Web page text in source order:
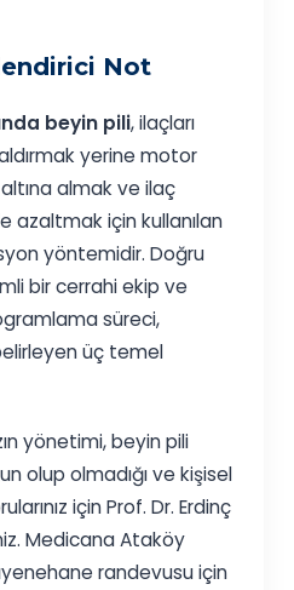
Not
beyin pili, ilaçları
yerine motor
almak ve ilaç
azaltmak için kullanılan
yöntemidir. Doğru
bir cerrahi ekip ve
süreci,
üç temel
yönetimi, beyin pili
olup olmadığı ve kişisel
için Prof. Dr. Erdinç
Medicana Ataköy
randevusu için